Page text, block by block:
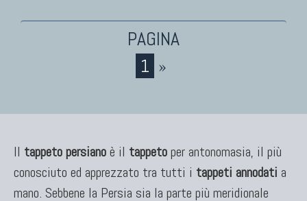
KILIM
Kilim Vecchi E Antichi
TAPPETI PER ARREDAMENTO
1 »
Il tappeto persianoè il tappetoper antonomasia, il più
conosciuto ed apprezzato tra tutti i tappeti annodati a
mano. Sebbene la Persia sia la parte più meridionale